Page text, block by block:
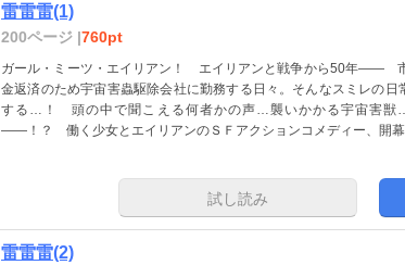
雷雷雷(1)
200ページ |760pt
ガール・ミーツ・エイリアン！ エイリアンと戦争から50年――
金返済のため宇宙害蟲駆除会社に勤務する日々。そんなスミレの
する…！ 頭の中で聞こえる何者かの声…襲いかかる宇宙害獣
――！？ 働く少女とエイリアンのＳＦアクションコメディー、開幕
試し読み
雷雷雷(2)